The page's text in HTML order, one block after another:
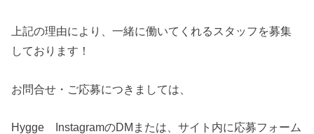
上記の理由により、一緒に働いてくれるスタッフを募集
しております！
お問合せ・ご応募につきましては、
Hygge InstagramのDMまたは、サイト内に応募フォーム